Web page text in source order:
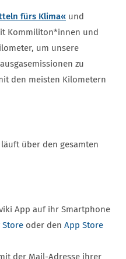
fürs Klima« und
Kommiliton*innen und
um unsere
zu
den meisten Kilometern
über den gesamten
App auf ihr Smartphone
Store oder den App Store
der Mail-Adresse ihrer